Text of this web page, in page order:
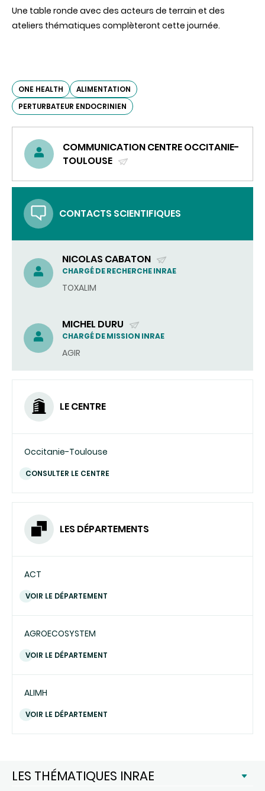
Une table ronde avec des acteurs de terrain et des
ateliers thématiques complèteront cette journée.
ONE HEALTH
ALIMENTATION
PERTURBATEUR ENDOCRINIEN
COMMUNICATION CENTRE OCCITANIE-
TOULOUSE
UN
CONTACTS SCIENTIFIQUES
NICOLAS CABATON
(ENVOYER
UN
CHARGÉ DE RECHERCHE INRAE
TOXALIM
MICHEL DURU
(ENVOYER
UN
CHARGÉ DE MISSION INRAE
AGIR
LE CENTRE
Occitanie-Toulouse
CONSULTER LE CENTRE
LES DÉPARTEMENTS
ACT
VOIR LE DÉPARTEMENT
AGROECOSYSTEM
VOIR LE DÉPARTEMENT
ALIMH
VOIR LE DÉPARTEMENT
LES THÉMATIQUES INRAE